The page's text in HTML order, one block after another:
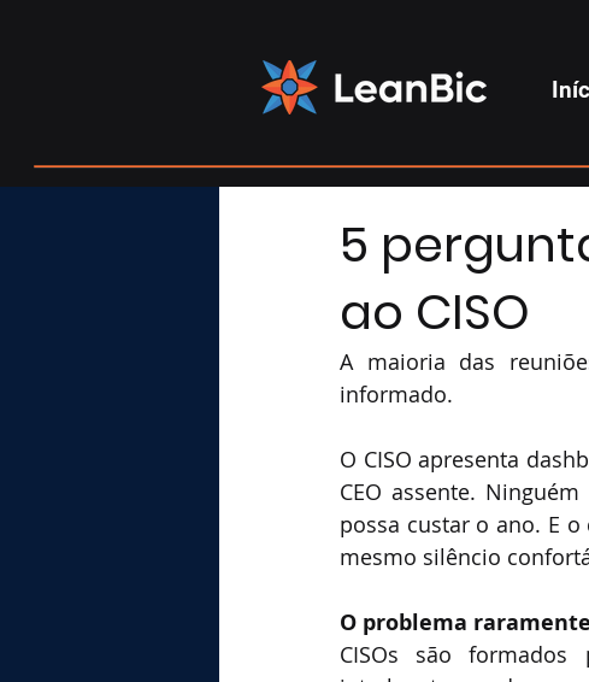
5
ao CISO
A maioria das
informado.
O CISO apresenta
CEO assente.
possa custar o ano. E
mesmo silêncio
O problema
CISOs são